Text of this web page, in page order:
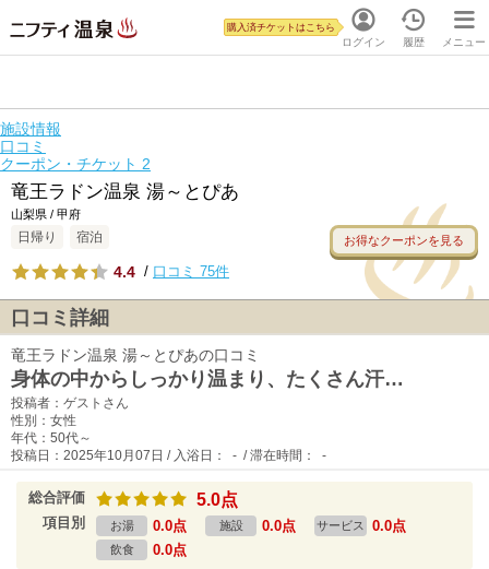
ログイン
購入済チケットはこちら
履歴 メニュー
施設情報
口コミ
クーポン・チケット 2
竜王ラドン温泉 湯～とぴあ
山梨県 / 甲府
日帰り 宿泊 お得なクーポンを見る
4.4 / 口コミ 75件
口コミ詳細
竜王ラドン温泉 湯～とぴあの口コミ
身体の中からしっかり温まり、たくさん汗…
投稿者：ゲストさん
性別：女性
年代：50代～
投稿日：2025年10月07日 / 入浴日： - / 滞在時間： -
総合評価 5.0点
項目別 お湯 0.0点 施設 0.0点 サービス 0.0点
飲食 0.0点